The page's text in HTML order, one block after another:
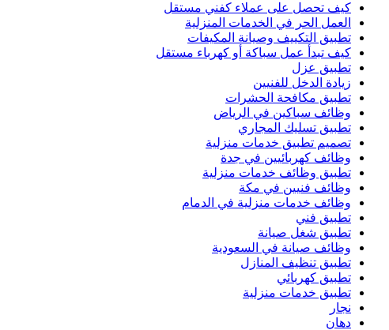
كيف تحصل على عملاء كفني مستقل
العمل الحر في الخدمات المنزلية
تطبيق التكييف وصيانة المكيفات
كيف تبدأ عمل سباكة أو كهرباء مستقل
تطبيق عزل
زيادة الدخل للفنيين
تطبيق مكافحة الحشرات
وظائف سباكين في الرياض
تطبيق تسليك المجاري
تصميم تطبيق خدمات منزلية
وظائف كهربائيين في جدة
تطبيق وظائف خدمات منزلية
وظائف فنيين في مكة
وظائف خدمات منزلية في الدمام
تطبيق فني
تطبيق شغل صيانة
وظائف صيانة في السعودية
تطبيق تنظيف المنازل
تطبيق كهربائي
تطبيق خدمات منزلية
نجار
دهان